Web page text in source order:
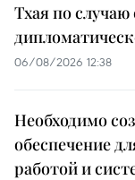
Тхая по
06/08/2026 12:38
Необходимо
обеспечение
работой и